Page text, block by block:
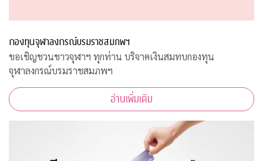
กองทุนจุฬาลงกรณ์บรมราชสมภพฯ
ขอเชิญชวนชาวจุฬาฯ ทุกท่าน บริจาคเงินสมทบกองทุน
จุฬาลงกรณ์บรมราชสมภพฯ
อ่านเพิ่มเติม